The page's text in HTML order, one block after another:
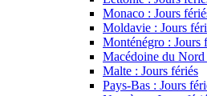
Monaco : Jours
Moldavie : Jours
Monténégro : Jours
Macédoine du Nord
Malte : Jours fériés
Pays-Bas : Jours